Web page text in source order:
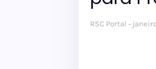
RSC Portal